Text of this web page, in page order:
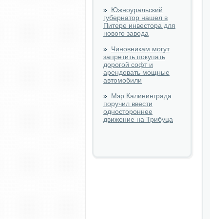
» Южноуральский
губернатор нашел в
Питере инвестора для
нового завода
» Чиновникам могут
запретить покупать
дорогой софт и
арендовать мощные
автомобили
» Мэр Калининграда
поручил ввести
одностороннее
движение на Трибуца